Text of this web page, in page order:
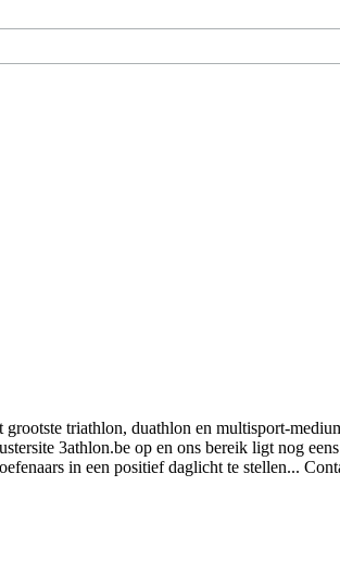
triathlon, duathlon en multisport-
3athlon.be op en ons bereik ligt nog
in een positief daglicht te stellen...